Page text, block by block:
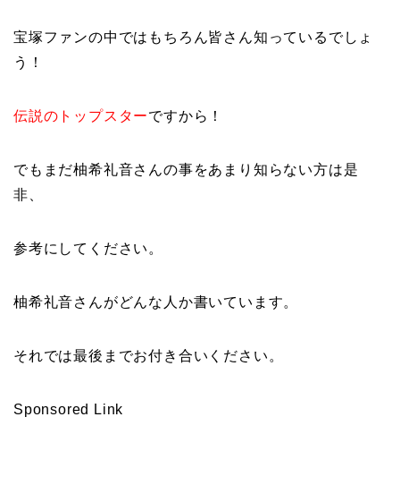
宝塚ファンの中ではもちろん皆さん知っているでしょ
う！
伝説のトップスターですから！
でもまだ柚希礼音さんの事をあまり知らない方は是
非、
参考にしてください。
柚希礼音さんがどんな人か書いています。
それでは最後までお付き合いください。
Sponsored Link